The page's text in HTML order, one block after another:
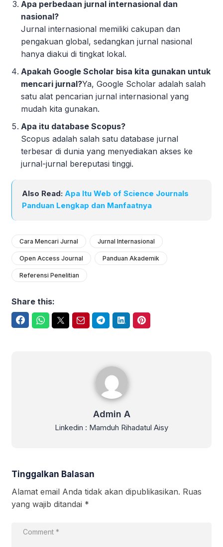
Apa perbedaan jurnal internasional dan
nasional?
Jurnal internasional memiliki cakupan dan
pengakuan global, sedangkan jurnal nasional
hanya diakui di tingkat lokal.
Apakah Google Scholar bisa kita gunakan untuk
mencari jurnal?Ya, Google Scholar adalah salah
satu alat pencarian jurnal internasional yang
mudah kita gunakan.
Apa itu database Scopus?
Scopus adalah salah satu database jurnal
terbesar di dunia yang menyediakan akses ke
jurnal-jurnal bereputasi tinggi.
Also Read: Apa Itu Web of Science Journals
Panduan Lengkap dan Manfaatnya
Cara Mencari Jurnal Jurnal Internasional
Open Access Journal Panduan Akademik
Referensi Penelitian
Share this:
Admin A
Linkedin : Mamduh Rihadatul Aisy
Tinggalkan Balasan
Alamat email Anda tidak akan dipublikasikan. Ruas
yang wajib ditandai *